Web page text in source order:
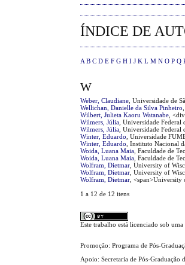
ÍNDICE DE
A B C D E F G H I J K L M N O P Q
W
Weber, Claudiane , Universidade de
Wellichan, Danielle da Silva Pinheiro
Wilbert, Julieta Kaoru Watanabe ,
Wilmers, Júlia , Universidade Federal
Wilmers, Júlia , Universidade
Winter, Eduardo , Universidade
Winter, Eduardo , Instituto Nacional
Woida, Luana Maia , Faculdade de
Woida, Luana Maia , Faculdade de
Wolfram, Dietmar , University of
Wolfram, Dietmar , University of
Wolfram, Dietmar ,
1 a 12 de 12 itens
Este trabalho está licenciado sob uma
Promoção: Programa de Pós-
Apoio: Secretaria de Pós-Graduação